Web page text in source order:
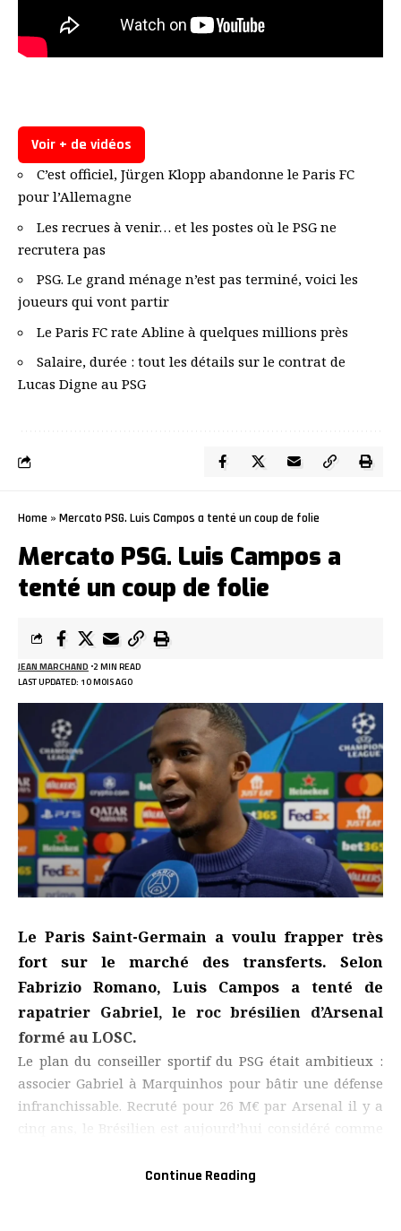
Voir + de vidéos
C’est officiel, Jürgen Klopp abandonne le Paris FC
pour l’Allemagne
Les recrues à venir… et les postes où le PSG ne
recrutera pas
PSG. Le grand ménage n’est pas terminé, voici les
joueurs qui vont partir
Le Paris FC rate Abline à quelques millions près
Salaire, durée : tout les détails sur le contrat de
Lucas Digne au PSG
Home » Mercato PSG. Luis Campos a tenté un coup de folie
Mercato PSG. Luis Campos a
tenté un coup de folie
LAST UPDATED: 10 MOIS AGO
JEAN MARCHAND 2 MIN READ
Le Paris Saint-Germain a voulu frapper très
fort sur le marché des transferts. Selon
Fabrizio Romano, Luis Campos a tenté de
rapatrier Gabriel, le roc brésilien d’Arsenal
formé au LOSC.
Le plan du conseiller sportif du PSG était ambitieux :
associer Gabriel à Marquinhos pour bâtir une défense
infranchissable. Recruté pour 26 M€ par Arsenal il y a
cinq ans, le Brésilien est aujourd’hui considéré comme
Premier League, il forme avec William Saliba une
Continue Reading